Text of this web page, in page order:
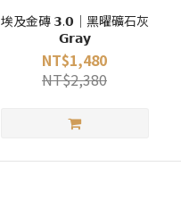
埃及金磚 𝟯.𝟬｜黑曜礦石灰
𝗚𝗿𝗮𝘆
NT$1,480
NT$2,380